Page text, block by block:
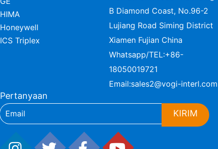
HIMA
Honeywell
ICS Triplex
B Diamond Coast, No.96-2
Lujiang Road Siming District
Xiamen Fujian China
Whatsapp/TEL:+86-
18050019721
Email:sales2@vogi-interl.com
Pertanyaan
KIRIM